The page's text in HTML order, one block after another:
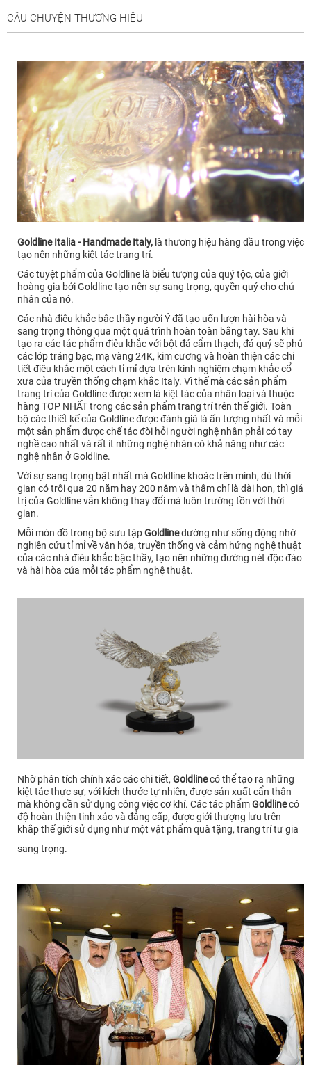
CÂU CHUYỆN THƯƠNG HIỆU
Goldline Italia - Handmade Italy, là thương hiệu hàng đầu trong việc
tạo nên những kiệt tác trang trí.
Các tuyệt phẩm của Goldline là biểu tượng của quý tộc, của giới
hoàng gia bởi Goldline tạo nên sự sang trọng, quyền quý cho chủ
nhân của nó.
Các nhà điêu khắc bậc thầy người Ý đã tạo uốn lượn hài hòa và
sang trọng thông qua một quá trình hoàn toàn bằng tay. Sau khi
tạo ra các tác phẩm điêu khắc với bột đá cẩm thạch, đá quý sẽ phủ
các lớp tráng bạc, mạ vàng 24K, kim cương và hoàn thiện các chi
tiết điêu khắc một cách tỉ mỉ dựa trên kinh nghiệm chạm khắc cổ
xưa của truyền thống chạm khắc Italy. Vì thế mà các sản phẩm
trang trí của Goldline được xem là kiệt tác của nhân loại và thuộc
hàng TOP NHẤT trong các sản phẩm trang trí trên thế giới. Toàn
bộ các thiết kế của Goldline được đánh giá là ấn tượng nhất và mỗi
một sản phẩm được chế tác đòi hỏi người nghệ nhân phải có tay
nghề cao nhất và rất ít những nghệ nhân có khả năng như các
nghệ nhân ở Goldline.
Với sự sang trọng bật nhất mà Goldline khoác trên mình, dù thời
gian có trôi qua 20 năm hay 200 năm và thậm chí là dài hơn, thì giá
trị của Goldline vẫn không thay đổi mà luôn trường tồn với thời
gian.
Mỗi món đồ trong bộ sưu tậpGoldlinedường như sống động nhờ
nghiên cứu tỉ mỉ về văn hóa, truyền thống và cảm hứng nghệ thuật
của các nhà điêu khắc bậc thầy, tạo nên những đường nét độc đáo
và hài hòa của mỗi tác phẩm nghệ thuật.
Nhờ phân tích chính xác các chi tiết, Goldlinecó thể tạo ra những
kiệt tác thực sự, với kích thước tự nhiên, được sản xuất cẩn thận
mà không cần sử dụng công việc cơ khí. Các tác phẩmGoldlinecó
độ hoàn thiện tinh xảo và đẳng cấp, được giới thượng lưu trên
khắp thế giới sử dụng như một vật phẩm quà tặng, trang trí tư gia
sang trọng.